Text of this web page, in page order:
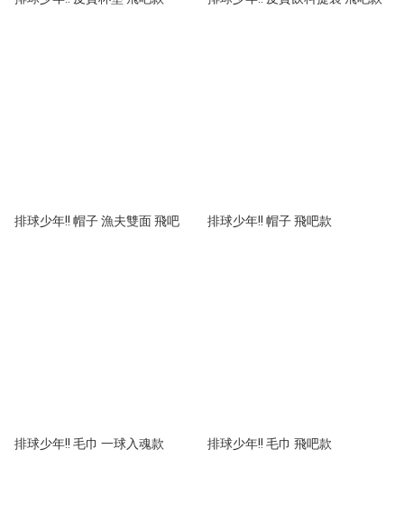
排球少年!! 帽子 漁夫雙面 飛吧 排球少年!! 帽子 飛吧款
排球少年!! 毛巾 一球入魂款 排球少年!! 毛巾 飛吧款